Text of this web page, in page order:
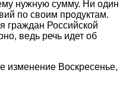
нужную сумму. Ни один
по своим продуктам.
граждан Российской
ведь речь идет об
изменение Воскресенье,